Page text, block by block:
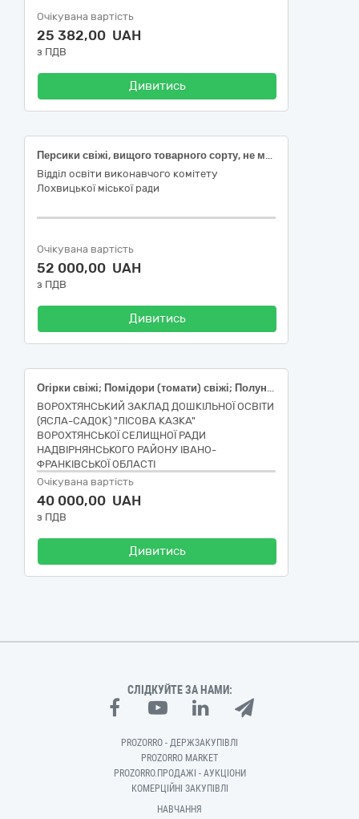
Очікувана вартість
25 382,00 UAH
з ПДВ
Дивитись
Персики свіжі, вищого товарного сорту, не менше 55 мм , ДСТУ 7025
Відділ освіти виконавчого комітету
Лохвицької міської ради
Очікувана вартість
52 000,00 UAH
з ПДВ
Дивитись
Огірки свіжі; Помідори (томати) свіжі; Полуниця свіжа
ВОРОХТЯНСЬКИЙ ЗАКЛАД ДОШКІЛЬНОЇ ОСВІТИ
(ЯСЛА-САДОК) "ЛІСОВА КАЗКА"
ВОРОХТЯНСЬКОЇ СЕЛИЩНОЇ РАДИ
НАДВІРНЯНСЬКОГО РАЙОНУ ІВАНО-
ФРАНКІВСЬКОЇ ОБЛАСТІ
Очікувана вартість
40 000,00 UAH
з ПДВ
Дивитись
СЛІДКУЙТЕ ЗА НАМИ:
PROZORRO - ДЕРЖЗАКУПІВЛІ
PROZORRO MARKET
PROZORRO.ПРОДАЖІ - АУКЦІОНИ
КОМЕРЦІЙНІ ЗАКУПІВЛІ
НАВЧАННЯ